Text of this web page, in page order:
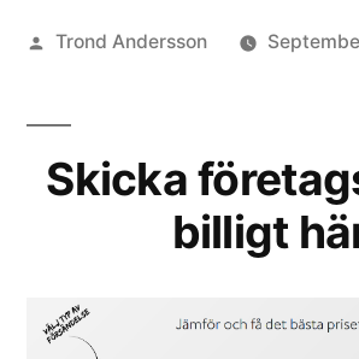
Posted
Trond Andersson
Skicka
billigt